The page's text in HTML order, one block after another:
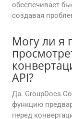
обеспечивает
создавая
Могу ли я
API?
Да.
функцию
перед